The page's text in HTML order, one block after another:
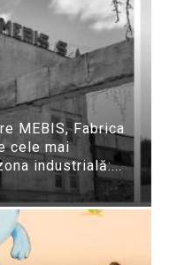
MEBIS, Fabrica
cele mai
industrială:...